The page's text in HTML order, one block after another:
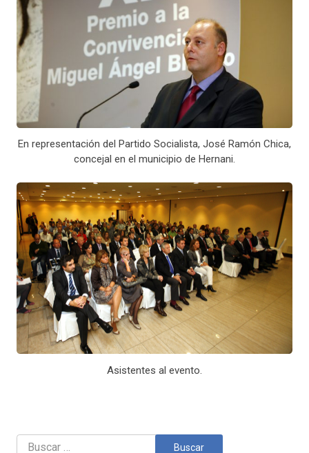
En representación del Partido Socialista, José Ramón Chica,
concejal en el municipio de Hernani.
Asistentes al evento.
Buscar: